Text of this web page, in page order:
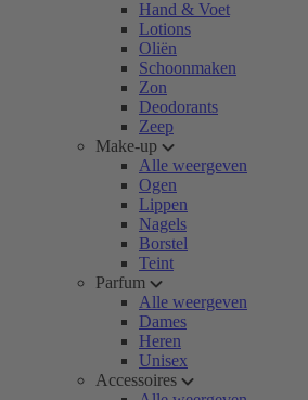
Hand & Voet
Lotions
Oliën
Schoonmaken
Zon
Deodorants
Zeep
Make-up
Alle weergeven
Ogen
Lippen
Nagels
Borstel
Teint
Parfum
Alle weergeven
Dames
Heren
Unisex
Accessoires